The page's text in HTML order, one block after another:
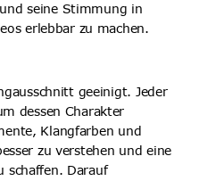
seine Stimmung in
erlebbar zu machen.
geeinigt. Jeder
dessen Charakter
Klangfarben und
zu verstehen und eine
schaffen. Darauf